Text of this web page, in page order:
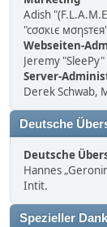
Adish
"cσσкιє
Webseiten-
Jeremy
Server-
Derek Schwab,
Deutsche
Deutsche
Hannes
Intit.
Spezieller